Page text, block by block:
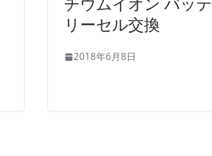
リーセル交換
2018年6月8日